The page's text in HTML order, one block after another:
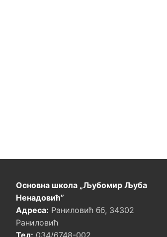
Основна школа „Љубомир Љуба
Ненадовић”
Адреса: Раниловић бб, 34302
Раниловић
Тел: 034/6748-002